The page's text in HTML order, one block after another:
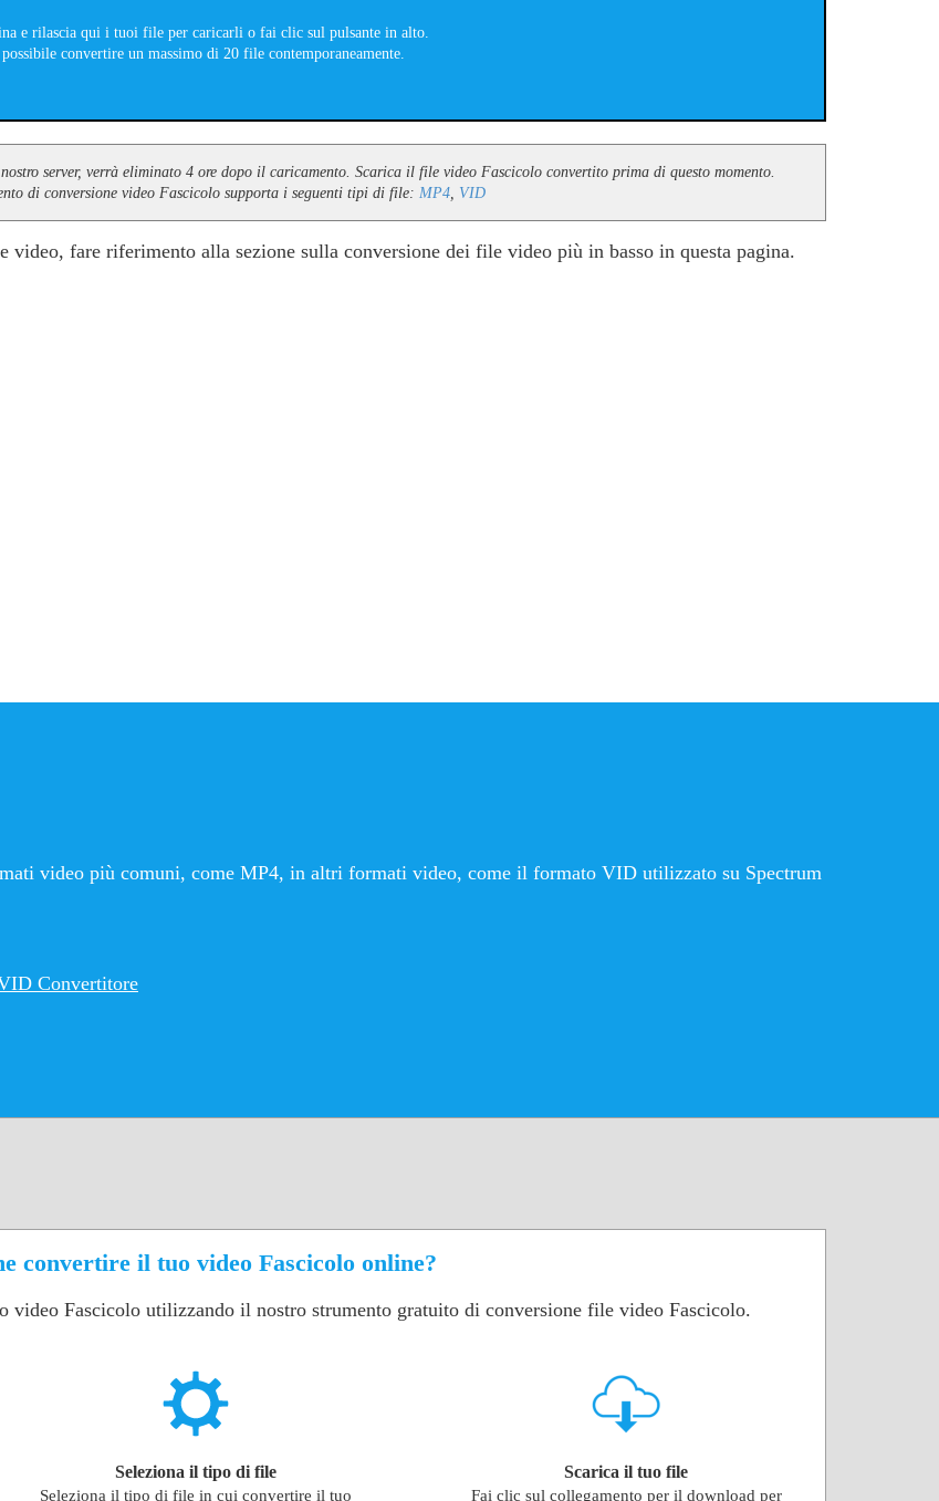
e rilascia qui i tuoi file per caricarli o fai clic sul pulsante in alto.
convertire un massimo di 20 file contemporaneamente.
server, verrà eliminato 4 ore dopo il caricamento. Scarica il file video Fascicolo convertito prima di questo momento.
di conversione video Fascicolo supporta i seguenti tipi di file: MP4, VID
fare riferimento alla sezione sulla conversione dei file video più in basso in questa pagina.
video più comuni, come MP4, in altri formati video, come il formato VID utilizzato su Spectrum
Convertitore
convertire il tuo video Fascicolo online?
video Fascicolo utilizzando il nostro strumento gratuito di conversione file video Fascicolo.
Seleziona il tipo di file
Seleziona il tipo di file in cui convertire il tuo
Scarica il tuo file
Fai clic sul collegamento per il download per